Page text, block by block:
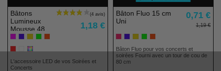
Bâtons
Lumineux
Mousse 48
Multicolore
1,18 €
L'accessoire LED de vos Soirées et
Concerts
Bâton Fluo 15 cm
Uni
0,71 €
1,19 €
Bâton Fluo pour vos concerts et
soirées Fourni avec un tour de cou de
80 cm